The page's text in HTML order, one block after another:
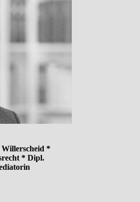
*
* Dipl.